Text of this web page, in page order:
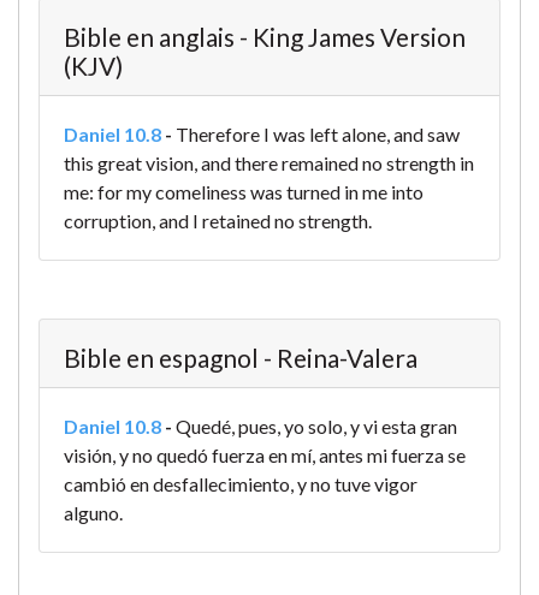
Bible en anglais - King James Version
(KJV)
Daniel 10.8 - Therefore I was left alone, and saw
this great vision, and there remained no strength in
me: for my comeliness was turned in me into
corruption, and I retained no strength.
Bible en espagnol - Reina-Valera
Daniel 10.8 - Quedé, pues, yo solo, y vi esta gran
visión, y no quedó fuerza en mí, antes mi fuerza se
cambió en desfallecimiento, y no tuve vigor
alguno.